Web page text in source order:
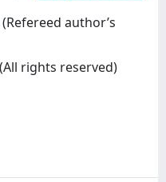
author’s
rights reserved)